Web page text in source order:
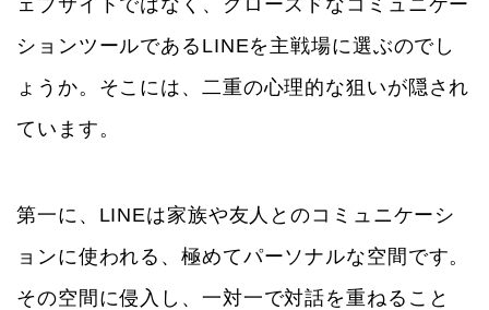
ションツールであるLINEを主戦場に選ぶのでし
ょうか。そこには、二重の心理的な狙いが隠され
ています。
第一に、LINEは家族や友人とのコミュニケーシ
ョンに使われる、極めてパーソナルな空間です。
その空間に侵入し、一対一で対話を重ねること